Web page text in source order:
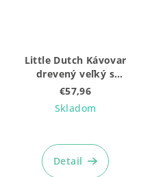
Little Dutch Kávovar
drevený veľký s
príslušenstvom Coffee
House
€57,96
Skladom
Detail